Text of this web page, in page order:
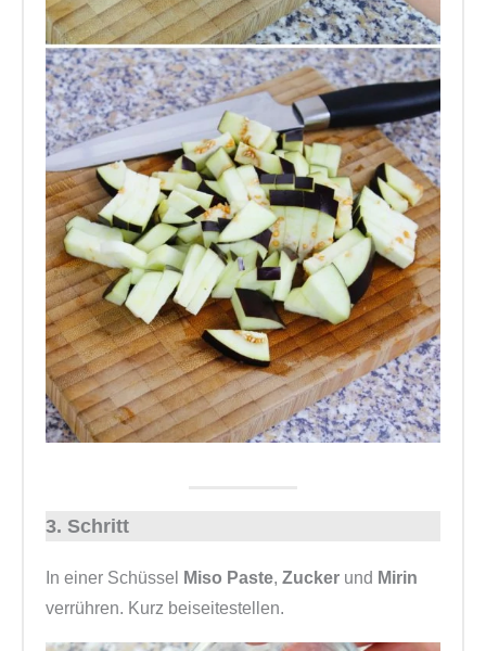
3. Schritt
In einer Schüssel Miso Paste, Zucker und Mirin
verrühren. Kurz beiseitestellen.